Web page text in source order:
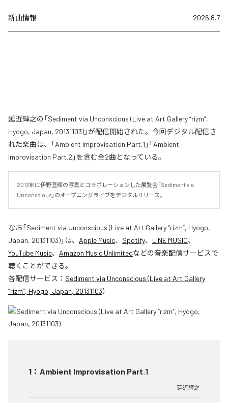
新曲情報 2026.8.7
延近輝之の「Sediment via Unconscious (Live at Art Gallery “rizm”,
Hyogo, Japan, 20131103)」が配信開始された。今回デジタル配信さ
れた楽曲は、「Ambient Improvisation Part.1」「Ambient
Improvisation Part.2」を含む全2曲となっている。
2013年に伊野亘輝の写真とコラボレーションした展覧会「Sediment via
Unconscious」のオープニングライブをデジタルリリース。
なお「Sediment via Unconscious (Live at Art Gallery “rizm”, Hyogo,
Japan, 20131103)」は、 Apple Music、 Spotify、 LINE MUSIC、
YouTube Music、 Amazon Music Unlimitedなどの音楽配信サービスで
聴くことができる。
各配信サービス： Sediment via Unconscious (Live at Art Gallery
“rizm”, Hyogo, Japan, 20131103)
1 ： Ambient Improvisation Part.1
延近輝之